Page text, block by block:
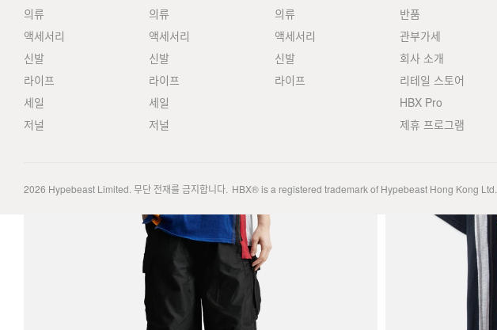
의류
액세서리
신발
라이프
세일
저널
의류
액세서리
신발
라이프
세일
저널
의류
액세서리
신발
라이프
반품
관부가세
회사 소개
리테일 스토어
HBX Pro
제휴 프로그램
2026 Hypebeast Limited. 무단 전재를 금지합니다. HBX® is a registered trademark of Hypebeast Hong Kong Ltd.